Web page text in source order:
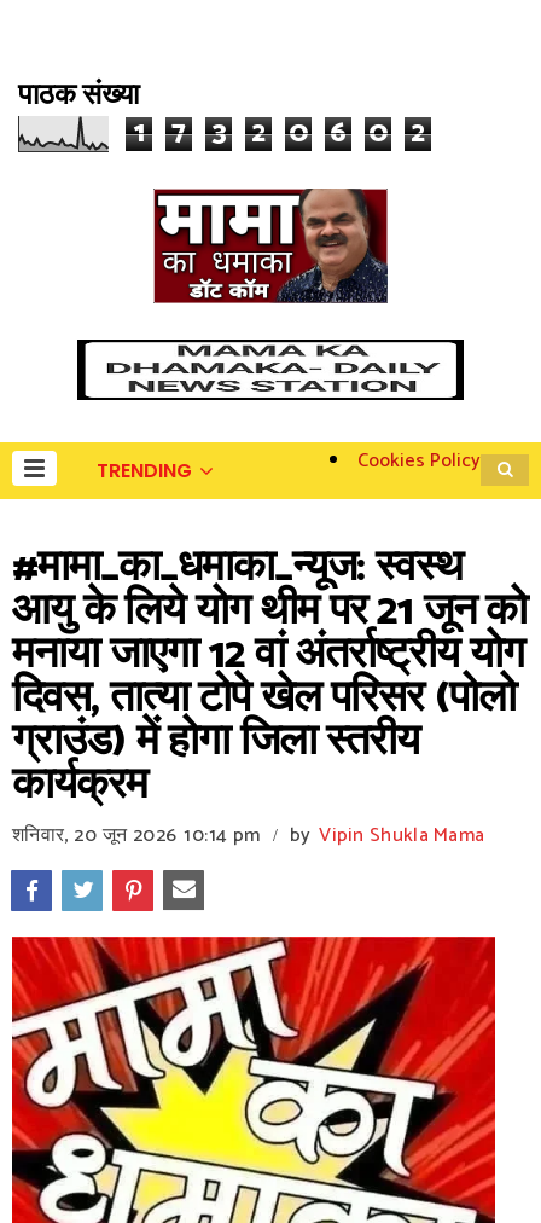
पाठक संख्या
1 7 3 2 0 6 0 2
TRENDING Cookies Policy
#मामा_का_धमाका_न्यूज: स्वस्थ
आयु के लिये योग थीम पर 21 जून को
मनाया जाएगा 12 वां अंतर्राष्ट्रीय योग
दिवस, तात्या टोपे खेल परिसर (पोलो
ग्राउंड) में होगा जिला स्तरीय
कार्यक्रम
शनिवार, 20 जून 2026 10:14 pm / by Vipin Shukla Mama